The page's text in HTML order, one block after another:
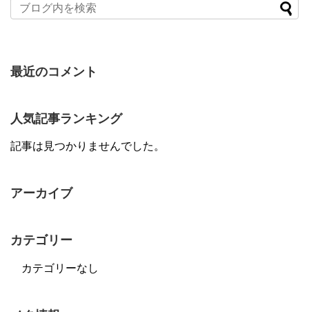
最近のコメント
人気記事ランキング
記事は見つかりませんでした。
アーカイブ
カテゴリー
カテゴリーなし